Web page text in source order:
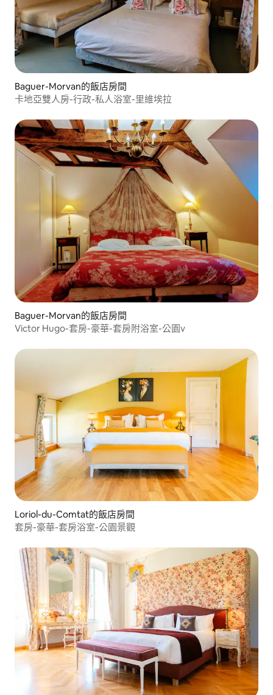
Baguer-Morvan的飯店房間
卡地亞雙人房-行政-私人浴室-里維埃拉
Baguer-Morvan的飯店房間
Victor Hugo-套房-豪華-套房附浴室-公園v
Loriol-du-Comtat的飯店房間
套房-豪華-套房浴室-公園景觀